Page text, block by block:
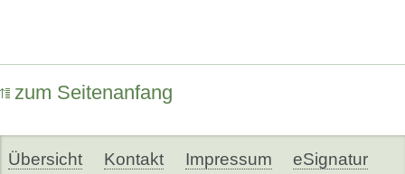
zum Seitenanfang
Übersicht Kontakt Impressum eSignatur